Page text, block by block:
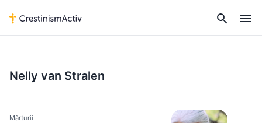
Nelly van Stralen
Mărturii